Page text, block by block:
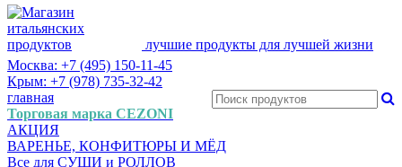
лучшие продукты для лучшей жизни
Москва: +7 (495) 150-11-45
Крым: +7 (978) 735-32-42
главная
Торговая марка CEZONI
АКЦИЯ
ВАРЕНЬЕ, КОНФИТЮРЫ И МЁД
Все для СУШИ и РОЛЛОВ